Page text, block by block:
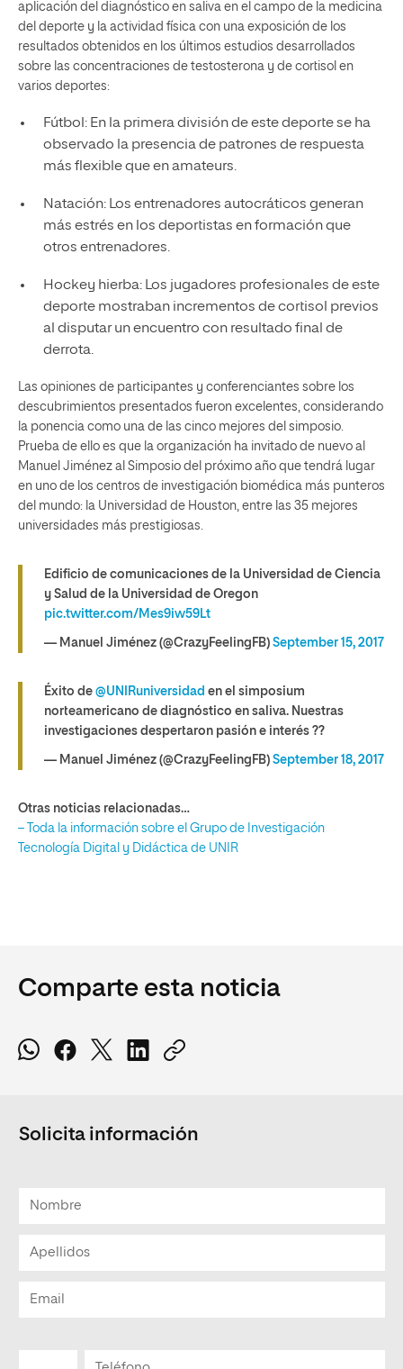
aplicación del diagnóstico en saliva en el campo de la medicina
del deporte y la actividad física con una exposición de los
resultados obtenidos en los últimos estudios desarrollados
sobre las concentraciones de testosterona y de cortisol en
varios deportes:
Fútbol: En la primera división de este deporte se ha
observado la presencia de patrones de respuesta
más flexible que en amateurs.
Natación: Los entrenadores autocráticos generan
más estrés en los deportistas en formación que
otros entrenadores.
Hockey hierba: Los jugadores profesionales de este
deporte mostraban incrementos de cortisol previos
al disputar un encuentro con resultado final de
derrota.
Las opiniones de participantes y conferenciantes sobre los
descubrimientos presentados fueron excelentes, considerando
la ponencia como una de las cinco mejores del simposio.
Prueba de ello es que la organización ha invitado de nuevo al
Manuel Jiménez al Simposio del próximo año que tendrá lugar
en uno de los centros de investigación biomédica más punteros
del mundo: la Universidad de Houston, entre las 35 mejores
universidades más prestigiosas.
Edificio de comunicaciones de la Universidad de Ciencia
y Salud de la Universidad de Oregon
pic.twitter.com/Mes9iw59Lt
— Manuel Jiménez (@CrazyFeelingFB) September 15, 2017
Éxito de @UNIRuniversidad en el simposium
norteamericano de diagnóstico en saliva. Nuestras
investigaciones despertaron pasión e interés ??
— Manuel Jiménez (@CrazyFeelingFB) September 18, 2017
Otras noticias relacionadas…
– Toda la información sobre el Grupo de Investigación
Tecnología Digital y Didáctica de UNIR
Comparte esta noticia
Solicita información